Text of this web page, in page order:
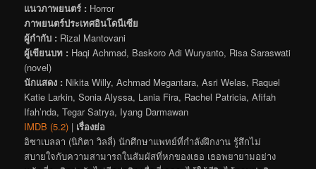
แนวภาพยนตร์ : Horror
ภาพยนตร์ประเทศอินโดนีเซีย
ผู้กำกับ : Rizal Mantovani
ผู้เขียนบท : Haqi Achmad, Baskoro Adi Wuryanto, Risa Saraswati
(novel)
นักแสดง : Nikita Willy, Achmad Megantara, Asri Welas, Raquel
Katie Larkin, Sonia Alyssa, Lania Fira, Rachel Patricia, Afifah
Ifah’nda, Tegar Satrya, Iyang Darmawan
IMDB (5.2) | เรื่องย่อ
อิซาเบลลา (นิกิตา วิลลี่) นักศึกษาแพทย์ที่กำลังฝึกงาน รู้สึกไม่
สบายใจกับความสามารถในสัมผัสที่หกของเธอ เธอพยายามอย่าง